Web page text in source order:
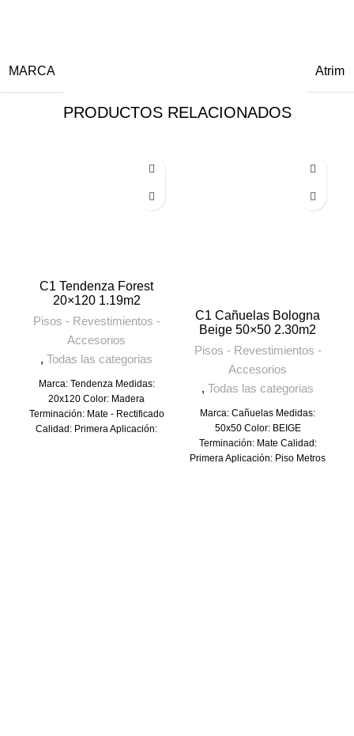
MARCA Atrim
PRODUCTOS RELACIONADOS
C1 Tendenza Forest
20×120 1.19m2
Pisos - Revestimientos -
Accesorios
, Todas las categorias
Marca: Tendenza Medidas:
20x120 Color: Madera
Terminación: Mate - Rectificado
Calidad: Primera Aplicación:
C1 Cañuelas Bologna
Beige 50×50 2.30m2
Pisos - Revestimientos -
Accesorios
, Todas las categorias
Marca: Cañuelas Medidas:
50x50 Color: BEIGE
Terminación: Mate Calidad:
Primera Aplicación: Piso Metros